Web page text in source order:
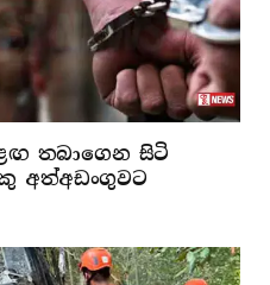
තබාගෙන සිටි
අත්අඩංගුවට